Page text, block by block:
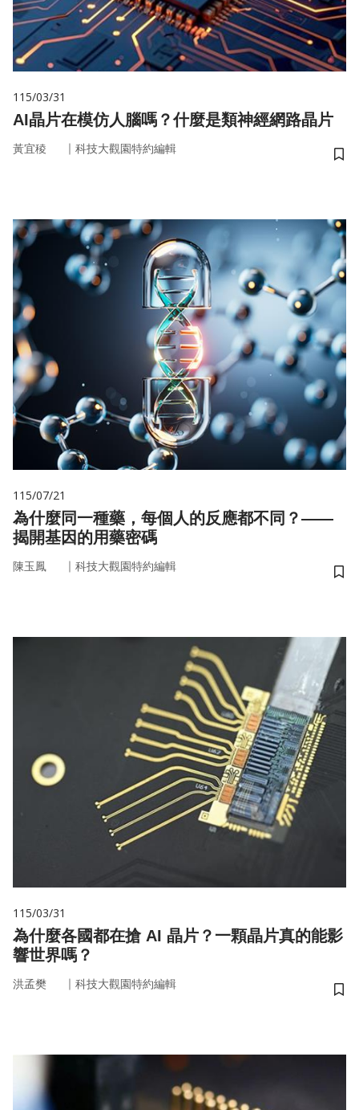
115/03/31
AI晶片在模仿人腦嗎？什麼是類神經網路晶片
黃宜稜 ｜ 科技大觀園特約編輯
儲
115/07/21
為什麼同一種藥，每個人的反應都不同？——
揭開基因的用藥密碼
陳玉鳳 ｜ 科技大觀園特約編輯
儲
115/03/31
為什麼各國都在搶 AI 晶片？一顆晶片真的能影
響世界嗎？
洪孟樊 ｜ 科技大觀園特約編輯
儲